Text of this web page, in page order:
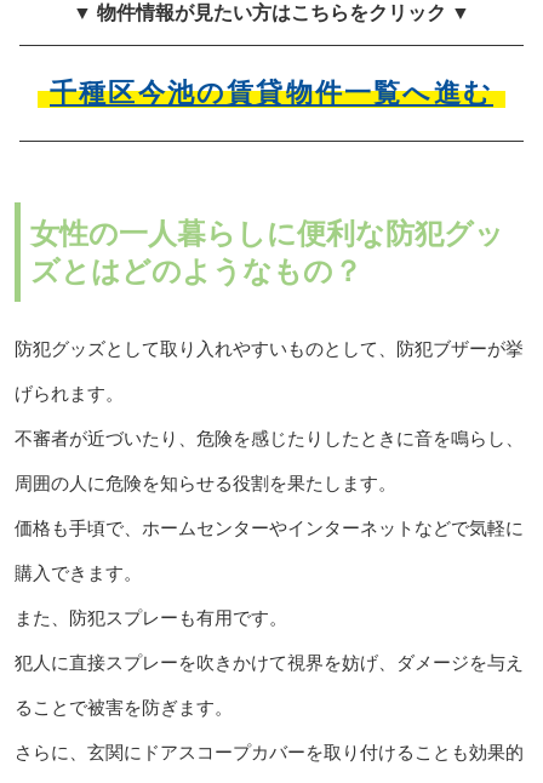
▼ 物件情報が見たい方はこちらをクリック ▼
千種区今池の賃貸物件一覧へ進む
女性の一人暮らしに便利な防犯グッ
ズとはどのようなもの？
防犯グッズとして取り入れやすいものとして、防犯ブザーが挙
げられます。
不審者が近づいたり、危険を感じたりしたときに音を鳴らし、
周囲の人に危険を知らせる役割を果たします。
価格も手頃で、ホームセンターやインターネットなどで気軽に
購入できます。
また、防犯スプレーも有用です。
犯人に直接スプレーを吹きかけて視界を妨げ、ダメージを与え
ることで被害を防ぎます。
さらに、玄関にドアスコープカバーを取り付けることも効果的